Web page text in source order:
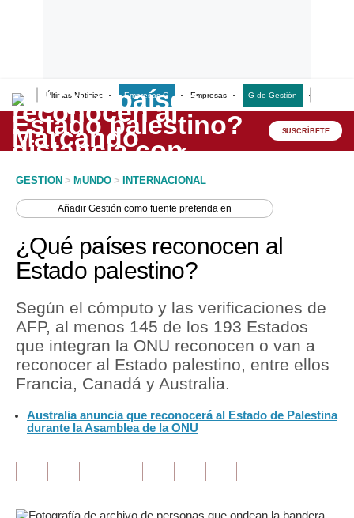
Últimas Noticias Empresas G Empresas G de Gestión
Lo último
Peru Quiosco
Economía
Perú
Política
Tu Dinero
Finanzas Personales
Opinión
SUSCRÍBETE
GESTION > MUNDO > INTERNACIONAL
AñadirGestión como fuente preferida en
¿Qué países reconocen al
Estado palestino?
Según el cómputo y las verificaciones de
AFP, al menos 145 de los 193 Estados
que integran la ONU reconocen o van a
reconocer al Estado palestino, entre ellos
Francia, Canadá y Australia.
Australia anuncia que reconocerá al Estado de Palestina
durante la Asamblea de la ONU